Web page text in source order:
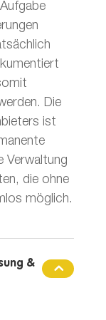
Die
ist
Verwaltung
die ohne
möglich.
&